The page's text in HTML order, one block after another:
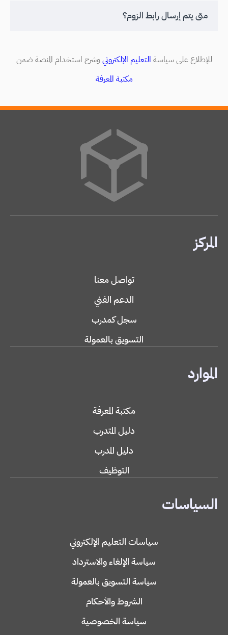
متى يتم إرسال رابط الزوم؟
للإطلاع على سياسة التعليم الإلكترونيوشرح استخدام المنصة ضمن
مكتبة المعرفة
المركز
تواصل معنا
الدعم الفني
سجل كمدرب
التسويق بالعمولة
الموارد
مكتبة المعرفة
دليل المتدرب
دليل المدرب
التوظيف
السياسات
سياسات التعليم الإلكتروني
سياسة الإلغاء والاسترداد
سياسة التسويق بالعمولة
الشروط والأحكام
سياسة الخصوصية